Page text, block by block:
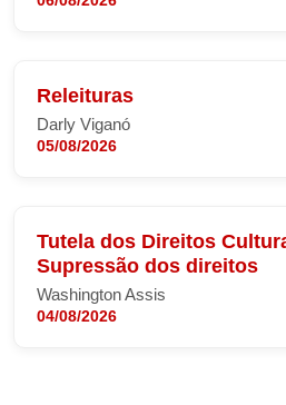
Releituras
Darly Viganó
05/08/2026
Tutela dos Direitos
Supressão dos direitos
Washington Assis
04/08/2026